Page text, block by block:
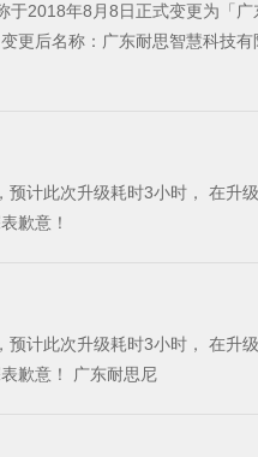
2018年8月8日正式变更为「
给您带来不便，我司深表歉意！
辑，暂停该宝盒服务器的一切操作。 在升级的过程中，网站访问不受影响，升级不影响网站数据。 给您带来不便，我司深表歉意！ 广东耐思尼